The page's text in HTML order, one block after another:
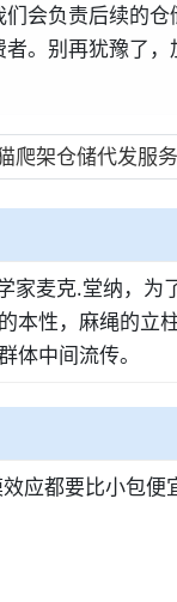
负责后续的
。别再犹豫了，
麦克.堂纳，
性，麻绳的
中间流传。
应都要比小包